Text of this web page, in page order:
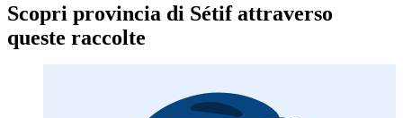
Scopri provincia di Sétif attraverso
queste raccolte